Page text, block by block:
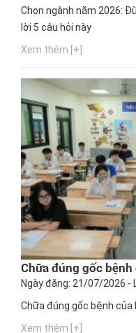
Chọn ngành năm 2026:
lời 5 câu hỏi này
Xem thêm [+]
Chữa đúng gốc
Ngày đăng: 21/07/2026 -
Chữa đúng gốc bệnh của
Xem thêm [+]